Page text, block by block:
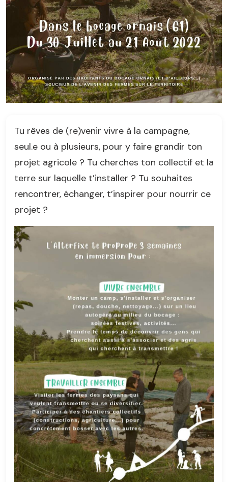
Tu rêves de (re)venir vivre à la campagne,
seul.e ou à plusieurs, pour y faire grandir ton
projet agricole ? Tu cherches ton collectif et la
terre sur laquelle t’installer ? Tu souhaites
rencontrer, échanger, t’inspirer pour nourrir ce
projet ?